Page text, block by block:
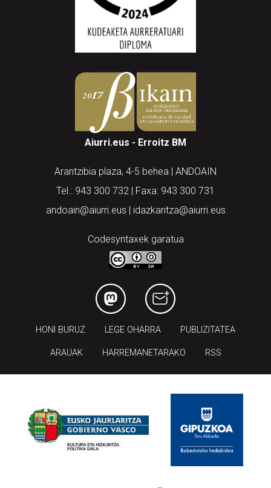
Aiurri.eus - Erroitz BM
Arantzibia plaza, 4-5 behea | ANDOAIN
Tel.: 943 300 732 | Faxa: 943 300 731
andoain@aiurri.eus | idazkaritza@aiurri.eus
Codesyntaxek garatua
LEGE OHARRA
ARAUAK HARREMANETARAKO RSS